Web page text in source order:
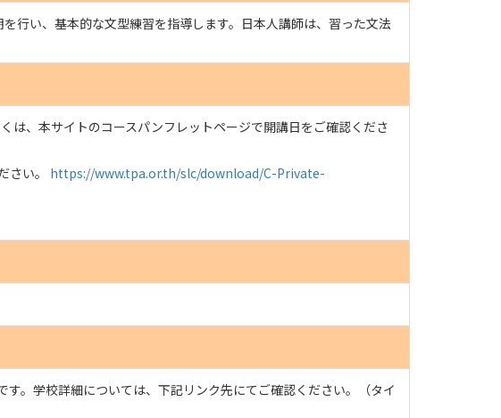
行い、基本的な文型練習を指導します。日本人講師は、習った文法
は、本サイトのコースパンフレットページで開講日をご確認くださ
さい。 https://www.tpa.or.th/slc/download/C-Private-
。学校詳細については、下記リンク先にてご確認ください。（タイ